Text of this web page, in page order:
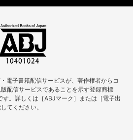
電子書籍配信サービスが、著作権者からコ
配信サービスであることを示す登録商標
す。詳しくは［ABJマーク］または［電子出
てください。